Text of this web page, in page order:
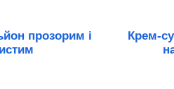
прозорим і
Крем-